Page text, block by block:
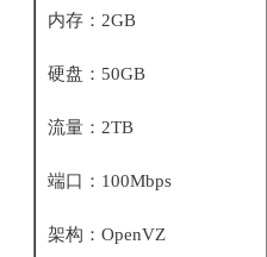
内存：2GB
硬盘：50GB
流量：2TB
端口：100Mbps
架构：OpenVZ